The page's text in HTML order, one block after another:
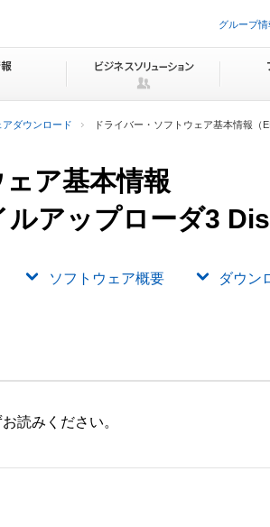
ビ
ョ
を
グループ情
アダウンロード ドライバー・ソフトウェア基本情報（
ア基本情報
ルアップローダ3
ソフトウェア概要 ダウン
読みください。